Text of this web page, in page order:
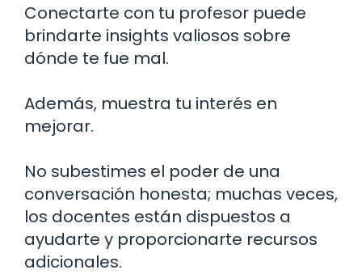
Conectarte con tu profesor puede
brindarte insights valiosos sobre
dónde te fue mal.
Además, muestra tu interés en
mejorar.
No subestimes el poder de una
conversación honesta; muchas veces,
los docentes están dispuestos a
ayudarte y proporcionarte recursos
adicionales.